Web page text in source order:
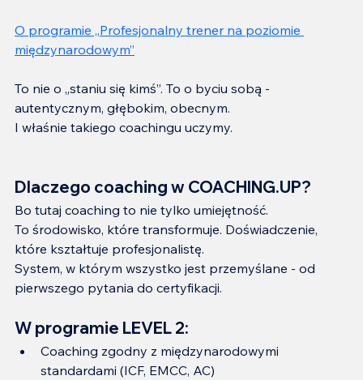
O programie „Profesjonalny trener na poziomie
międzynarodowym”
To nie o „staniu się kimś”. To o byciu sobą -
autentycznym, głębokim, obecnym.
I właśnie takiego coachingu uczymy.
Dlaczego coaching w COACHING.UP?
Bo tutaj coaching to nie tylko umiejętność.
To środowisko, które transformuje. Doświadczenie,
które kształtuje profesjonalistę.
System, w którym wszystko jest przemyślane - od
pierwszego pytania do certyfikacji.
W programie LEVEL 2:
Coaching zgodny z międzynarodowymi
standardami (ICF, EMCC, AC)